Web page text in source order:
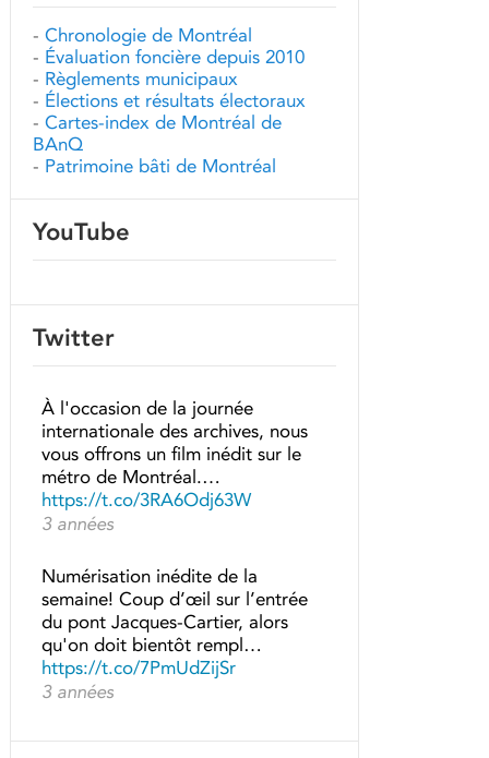
- Chronologie de Montréal
- Évaluation foncière depuis 2010
- Règlements municipaux
- Élections et résultats électoraux
- Cartes-index de Montréal de
BAnQ
- Patrimoine bâti de Montréal
YouTube
Twitter
À l'occasion de la journée
internationale des archives, nous
vous offrons un film inédit sur le
métro de Montréal.…
https://t.co/3RA6Odj63W
3 années
Numérisation inédite de la
semaine! Coup d’œil sur l’entrée
du pont Jacques-Cartier, alors
qu'on doit bientôt rempl…
https://t.co/7PmUdZijSr
3 années